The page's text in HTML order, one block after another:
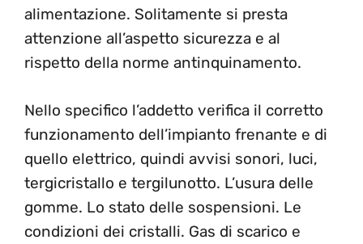
alimentazione. Solitamente si presta
attenzione all’aspetto sicurezza e al
rispetto della norme antinquinamento.
Nello specifico l’addetto verifica il corretto
funzionamento dell’impianto frenante e di
quello elettrico, quindi avvisi sonori, luci,
tergicristallo e tergilunotto. L’usura delle
gomme. Lo stato delle sospensioni. Le
condizioni dei cristalli. Gas di scarico e